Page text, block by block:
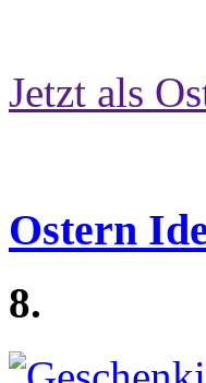
Jetzt als
Ostern
8.